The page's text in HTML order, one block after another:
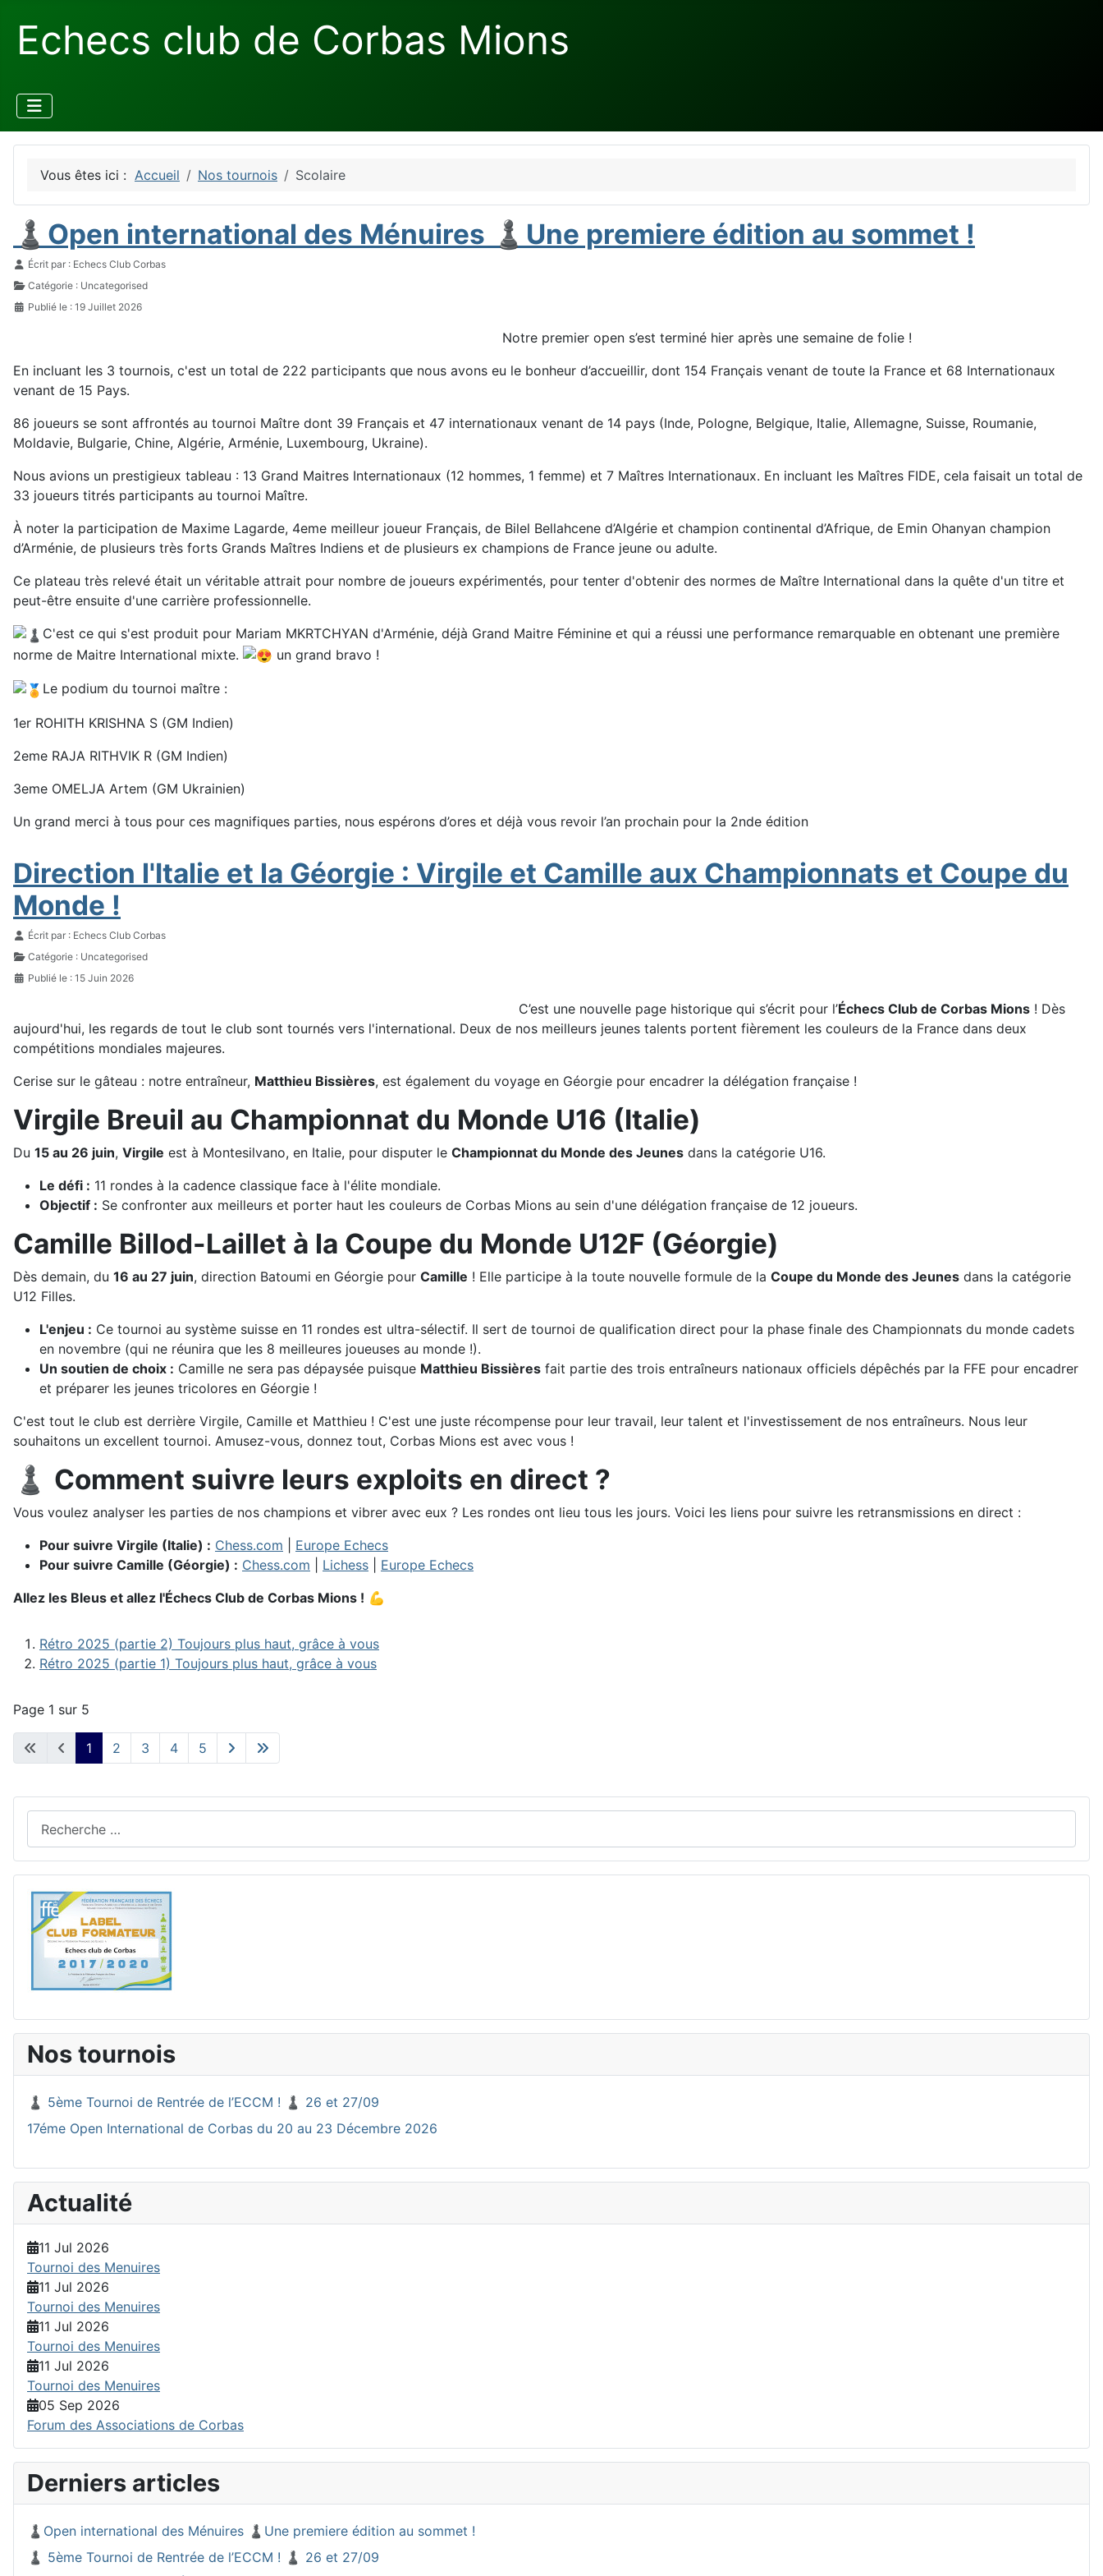
Echecs club de Corbas Mions
Vous êtes ici : Accueil Nos tournois Scolaire
♟️Open international des Ménuires ♟️Une premiere édition au sommet !
Détails
Écrit par : Echecs Club Corbas
Catégorie : Uncategorised
Publié le : 19 Juillet 2026
Notre premier open s’est terminé hier après une semaine de folie !
En incluant les 3 tournois, c'est un total de 222 participants que nous avons eu le bonheur d’accueillir, dont 154 Français venant de toute la France et 68 Internationaux
venant de 15 Pays.
86 joueurs se sont affrontés au tournoi Maître dont 39 Français et 47 internationaux venant de 14 pays (Inde, Pologne, Belgique, Italie, Allemagne, Suisse, Roumanie,
Moldavie, Bulgarie, Chine, Algérie, Arménie, Luxembourg, Ukraine).
Nous avions un prestigieux tableau : 13 Grand Maitres Internationaux (12 hommes, 1 femme) et 7 Maîtres Internationaux. En incluant les Maîtres FIDE, cela faisait un total de
33 joueurs titrés participants au tournoi Maître.
À noter la participation de Maxime Lagarde, 4eme meilleur joueur Français, de Bilel Bellahcene d’Algérie et champion continental d’Afrique, de Emin Ohanyan champion
d’Arménie, de plusieurs très forts Grands Maîtres Indiens et de plusieurs ex champions de France jeune ou adulte.
Ce plateau très relevé était un véritable attrait pour nombre de joueurs expérimentés, pour tenter d'obtenir des normes de Maître International dans la quête d'un titre et
peut-être ensuite d'une carrière professionnelle.
C'est ce qui s'est produit pour Mariam MKRTCHYAN d'Arménie, déjà Grand Maitre Féminine et qui a réussi une performance remarquable en obtenant une première
norme de Maitre International mixte.
un grand bravo !
Le podium du tournoi maître :
1er ROHITH KRISHNA S (GM Indien)
2eme RAJA RITHVIK R (GM Indien)
3eme OMELJA Artem (GM Ukrainien)
Un grand merci à tous pour ces magnifiques parties, nous espérons d’ores et déjà vous revoir l’an prochain pour la 2nde édition
Direction l'Italie et la Géorgie : Virgile et Camille aux Championnats et Coupe du
Monde !
Détails
Écrit par : Echecs Club Corbas
Catégorie : Uncategorised
Publié le : 15 Juin 2026
C’est une nouvelle page historique qui s’écrit pour l’Échecs Club de Corbas Mions ! Dès
aujourd'hui, les regards de tout le club sont tournés vers l'international. Deux de nos meilleurs jeunes talents portent fièrement les couleurs de la France dans deux
compétitions mondiales majeures.
Cerise sur le gâteau : notre entraîneur, Matthieu Bissières, est également du voyage en Géorgie pour encadrer la délégation française !
Virgile Breuil au Championnat du Monde U16 (Italie)
Du 15 au 26 juin, Virgile est à Montesilvano, en Italie, pour disputer le Championnat du Monde des Jeunes dans la catégorie U16.
Le défi : 11 rondes à la cadence classique face à l'élite mondiale.
Objectif : Se confronter aux meilleurs et porter haut les couleurs de Corbas Mions au sein d'une délégation française de 12 joueurs.
Camille Billod-Laillet à la Coupe du Monde U12F (Géorgie)
Dès demain, du 16 au 27 juin, direction Batoumi en Géorgie pour Camille ! Elle participe à la toute nouvelle formule de la Coupe du Monde des Jeunes dans la catégorie
U12 Filles.
L'enjeu : Ce tournoi au système suisse en 11 rondes est ultra-sélectif. Il sert de tournoi de qualification direct pour la phase finale des Championnats du monde cadets
en novembre (qui ne réunira que les 8 meilleures joueuses au monde !).
Un soutien de choix : Camille ne sera pas dépaysée puisque Matthieu Bissières fait partie des trois entraîneurs nationaux officiels dépêchés par la FFE pour encadrer
et préparer les jeunes tricolores en Géorgie !
C'est tout le club est derrière Virgile, Camille et Matthieu ! C'est une juste récompense pour leur travail, leur talent et l'investissement de nos entraîneurs. Nous leur
souhaitons un excellent tournoi. Amusez-vous, donnez tout, Corbas Mions est avec vous !
♟️ Comment suivre leurs exploits en direct ?
Vous voulez analyser les parties de nos champions et vibrer avec eux ? Les rondes ont lieu tous les jours. Voici les liens pour suivre les retransmissions en direct :
Pour suivre Virgile (Italie) : Chess.com
Europe Echecs
Pour suivre Camille (Géorgie) : Chess.com Lichess
Europe Echecs
Allez les Bleus et allez l'Échecs Club de Corbas Mions ! 💪
Rétro 2025 (partie 2) Toujours plus haut, grâce à vous
Rétro 2025 (partie 1) Toujours plus haut, grâce à vous
Page 1 sur 5
1 2 3 4 5
Nos tournois
♟️ 5ème Tournoi de Rentrée de l’ECCM ! ♟️ 26 et 27/09
17éme Open International de Corbas du 20 au 23 Décembre 2026
Actualité
11 Jul 2026
Tournoi des Menuires
11 Jul 2026
Tournoi des Menuires
11 Jul 2026
Tournoi des Menuires
11 Jul 2026
Tournoi des Menuires
05 Sep 2026
Forum des Associations de Corbas
Derniers articles
♟️Open international des Ménuires ♟️Une premiere édition au sommet !
♟️ 5ème Tournoi de Rentrée de l’ECCM ! ♟️ 26 et 27/09